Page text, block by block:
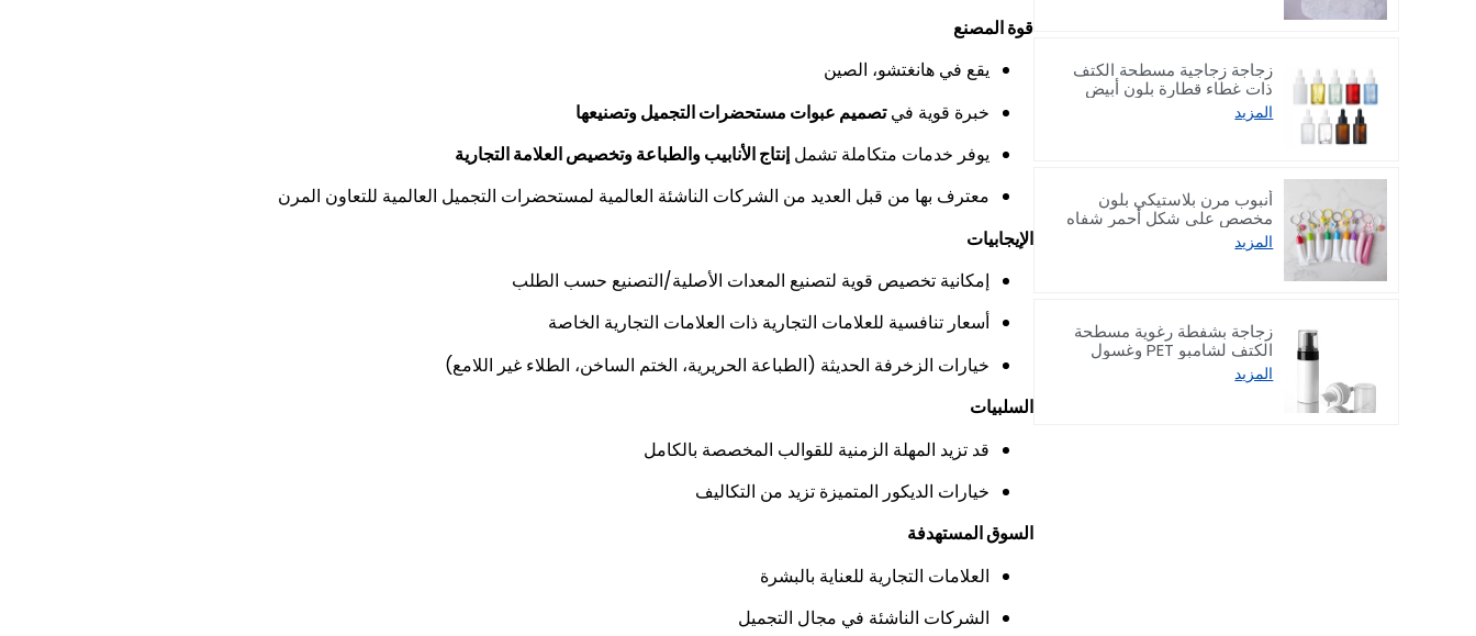
زجاجة زجاجية مسطحة الكتف
ذات غطاء قطارة بلون أبيض
مصنفر لسيروم بسعات
10/30/50/60/80/100 مل
المزيد
أنبوب مرن بلاستيكي بلون
مخصص على شكل أحمر شفاه
مزود بخطاف 8/15 جرام
المزيد
زجاجة بشفطة رغوية مسطحة
الكتف لشامبو PET وغسول
الوجه سعة 150/200 مل
المزيد
قوة المصنع
يقع في هانغتشو، الصين
خبرة قوية فيتصميم عبوات مستحضرات التجميل وتصنيعها
يوفر خدمات متكاملة تشملإنتاج الأنابيب والطباعة وتخصيص العلامة التجارية
معترف بها من قبل العديد من الشركات الناشئة العالمية لمستحضرات التجميل العالمية للتعاون المرن
الإيجابيات
إمكانية تخصيص قوية لتصنيع المعدات الأصلية/التصنيع حسب الطلب
أسعار تنافسية للعلامات التجارية ذات العلامات التجارية الخاصة
خيارات الزخرفة الحديثة (الطباعة الحريرية، الختم الساخن، الطلاء غير اللامع)
السلبيات
قد تزيد المهلة الزمنية للقوالب المخصصة بالكامل
خيارات الديكور المتميزة تزيد من التكاليف
السوق المستهدفة
العلامات التجارية للعناية بالبشرة
الشركات الناشئة في مجال التجميل